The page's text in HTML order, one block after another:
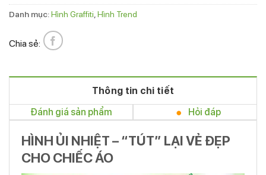
Danh mục:Hình Graffiti Hình Trend
Chia sẻ:
Thông tin chi tiết
Đánh giá sản phẩm
Hỏi đáp
HÌNH ỦI NHIỆT – “TÚT” LẠI VẺ ĐẸP
CHO CHIẾC ÁO